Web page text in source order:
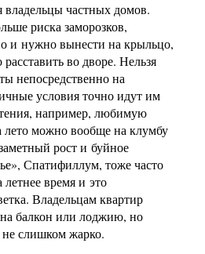
владельцы частных домов.
риска заморозков,
и нужно вынести на крыльцо,
во дворе. Нельзя
непосредственно на
условия точно идут им
например, любимую
лето можно вообще на клумбу
рост и буйное
Спатифиллум, тоже часто
время и это
Владельцам квартир
балкон или лоджию, но
слишком жарко.